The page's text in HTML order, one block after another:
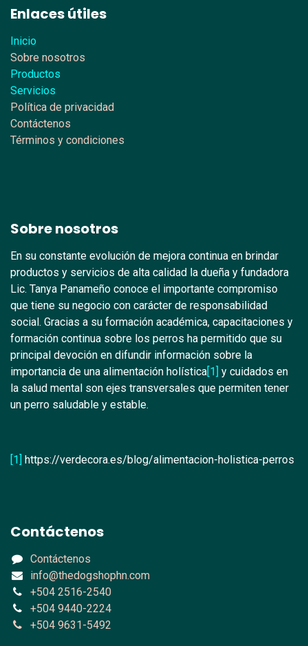
Enlaces útiles
Inicio
Sobre nosotros
Productos
Servicios
Política de privacidad
Contáctenos
Términos y condiciones
Sobre nosotros
En su constante evolución de mejora continua en brindar
productos y servicios de alta calidad la dueña y fundadora
Lic. Tanya Panameño conoce el importante compromiso
que tiene su negocio con carácter de responsabilidad
social. Gracias a su formación académica, capacitaciones y
formación continua sobre los perros ha permitido que su
principal devoción en difundir información sobre la
importancia de una alimentación holística[1] y cuidados en
la salud mental son ejes transversales que permiten tener
un perro saludable y estable.
[1] https://verdecora.es/blog/alimentacion-holistica-perros
Contáctenos
Contáctenos
info@thedogshophn.com
+504 2516-2540
+504 9440-2224
+504 9631-5492